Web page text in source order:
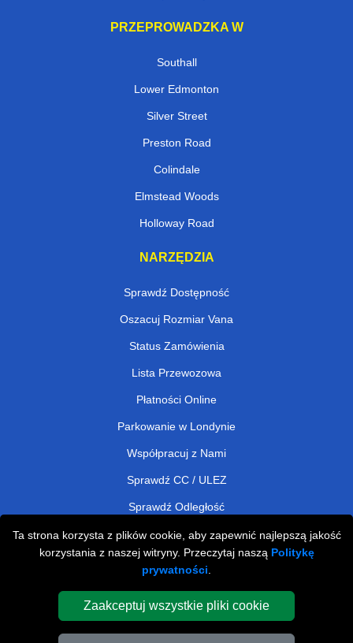
Ta strona korzysta z plików cookie, aby zapewnić najlepszą jakość
korzystania z naszej witryny. Przeczytaj naszą Politykę
prywatności
Zaakceptuj wszystkie pliki cookie
PRZEPROWADZKA W
Southall
Lower Edmonton
Silver Street
Preston Road
Colindale
Elmstead Woods
Holloway Road
NARZĘDZIA
Sprawdź Dostępność
Oszacuj Rozmiar Vana
Status Zamówienia
Lista Przewozowa
Płatności Online
Parkowanie w Londynie
Współpracuj z Nami
Sprawdź CC / ULEZ
Sprawdź Odległość
Man and Van Removals